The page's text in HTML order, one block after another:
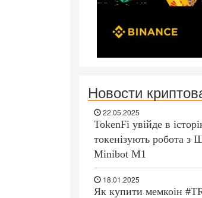
Новости
22.05.2025
TokenFi увійде в
токенізують робота
Minibot M1
18.01.2025
Як купити мемкоін